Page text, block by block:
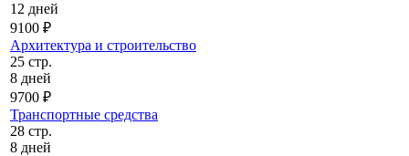
12 дней
9100 ₽
Архитектура и строительство
25 стр.
8 дней
9700 ₽
Транспортные средства
28 стр.
8 дней